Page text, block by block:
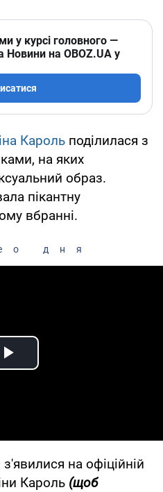
у курсі головного —
Новини на OBOZ.UA у
Кароль поділилася з
на яких
образ.
пікантну
вбранні.
дня
Play Video
на офіційній
Кароль (щоб